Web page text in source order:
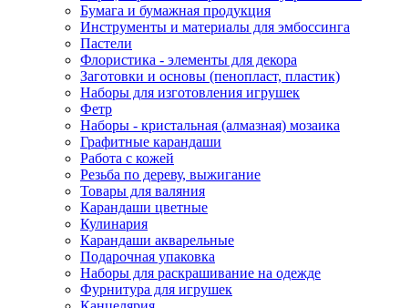
Бумага и бумажная продукция
Инструменты и материалы для эмбоссинга
Пастели
Флористика - элементы для декора
Заготовки и основы (пенопласт, пластик)
Наборы для изготовления игрушек
Фетр
Наборы - кристальная (алмазная) мозаика
Графитные карандаши
Работа с кожей
Резьба по дереву, выжигание
Товары для валяния
Карандаши цветные
Кулинария
Карандаши акварельные
Подарочная упаковка
Наборы для раскрашивание на одежде
Фурнитура для игрушек